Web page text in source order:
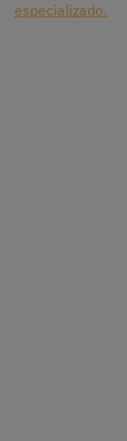
especializado.